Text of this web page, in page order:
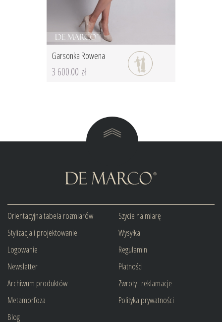
Garsonka Rowena
3 600.00 zł
Orientacyjna tabela rozmiarów
Stylizacja i projektowanie
Logowanie
Newsletter
Archiwum produktów
Metamorfoza
Blog
Szycie na miarę
Wysyłka
Regulamin
Płatności
Zwroty i reklamacje
Polityka prywatności